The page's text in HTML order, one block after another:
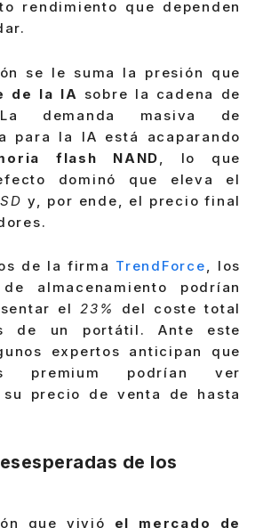
rendimiento que dependen
se le suma la presión que
de la IA sobre la cadena de
demanda masiva de
para la IA está acaparando
flash NAND, lo que
dominó que eleva el
y, por ende, el precio final
de la firma TrendForce, los
de almacenamiento podrían
el23%
del coste total
de un portátil. Ante este
expertos anticipan que
premium podrían ver
su precio de venta de hasta
de los
que vivió el mercado de